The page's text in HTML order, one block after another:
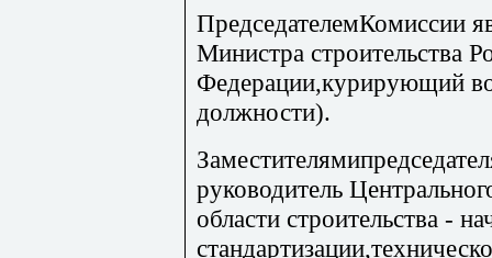
ПредседателемКомиссии
Министра строительства
Федерации,курирующий
должности).
руководитель
области строительства -